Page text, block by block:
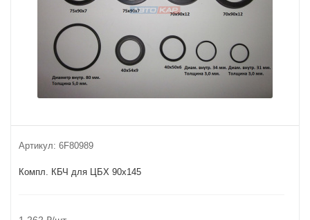
Артикул: 6F80989
Компл. КБЧ для ЦБХ 90х145